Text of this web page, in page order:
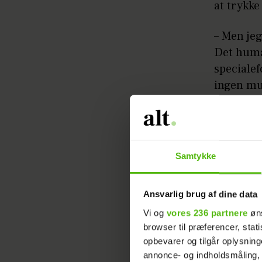
Samtykke
Ansvarlig brug af dine data
Vi og vores 236 partnere
browser til præferencer,
opbevarer og tilgår
annonce- og
at
– Men
Det
ingen
Da
skulle